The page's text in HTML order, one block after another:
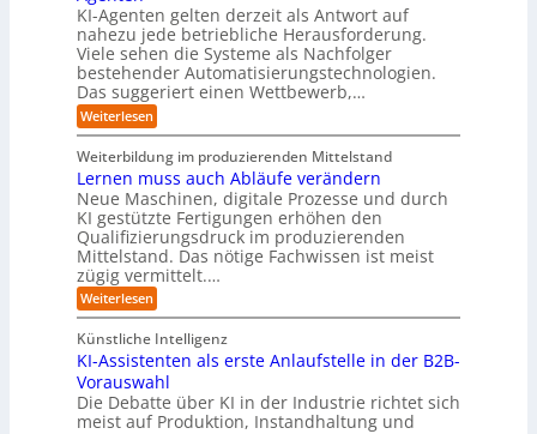
h
e
n
R
o
u
r
-
H
e
r
s
t
e
l
e
r
P
r
o
j
e
k
t
e
i
d
e
r
I
n
d
u
s
t
r
i
e
e
r
m
e
r
r
i
s
i
k
o
w
a
c
h
s
e
n
d
e
R
a
n
s
o
m
w
r
I
n
d
u
s
t
r
i
e
r
o
b
o
t
e
r
w
i
l
l
i
n
g
f
ü
r
T
a
t
o
r
t
e
KI-Agenten gelten derzeit als Antwort auf
nahezu jede betriebliche Herausforderung.
Viele sehen die Systeme als Nachfolger
bestehender Automatisierungstechnologien.
Das suggeriert einen Wettbewerb,…
Weiterlesen:
E
n
e
h
r
l
i
c
h
e
r
u
n
d
u
n
Weiterbildung im produzierenden Mittelstand
Lernen muss auch Abläufe verändern
Neue Maschinen, digitale Prozesse und durch
KI gestützte Fertigungen erhöhen den
Qualifizierungsdruck im produzierenden
Mittelstand. Das nötige Fachwissen ist meist
zügig vermittelt.…
Weiterlesen:
L
e
r
n
e
n
m
Künstliche Intelligenz
KI-Assistenten als erste Anlaufstelle in der B2B-
Vorauswahl
Die Debatte über KI in der Industrie richtet sich
meist auf Produktion, Instandhaltung und